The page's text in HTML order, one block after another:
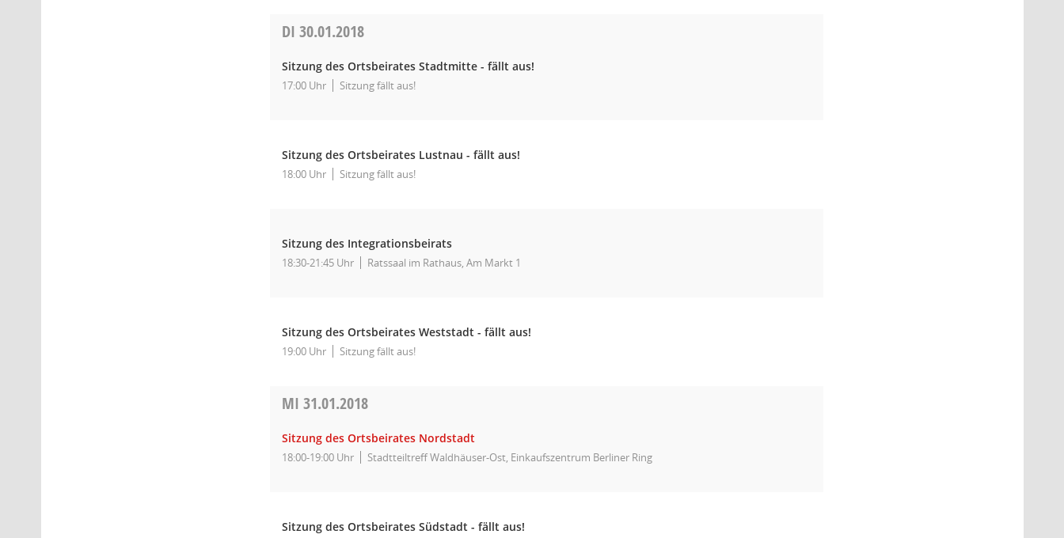
DI30.01.2018
Sitzung des Ortsbeirates Stadtmitte - fällt aus!
17:00 Uhr Sitzung fällt aus!
Sitzung des Ortsbeirates Lustnau - fällt aus!
18:00 Uhr Sitzung fällt aus!
Sitzung des Integrationsbeirats
18:30-21:45 Uhr Ratssaal im Rathaus, Am Markt 1
Sitzung des Ortsbeirates Weststadt - fällt aus!
19:00 Uhr Sitzung fällt aus!
MI31.01.2018
Sitzung des Ortsbeirates Nordstadt
18:00-19:00 Uhr Stadtteiltreff Waldhäuser-Ost, Einkaufszentrum Berliner Ring
Sitzung des Ortsbeirates Südstadt - fällt aus!